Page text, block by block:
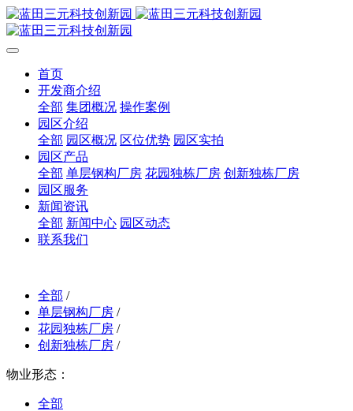
首页
开发商介绍
全部 集团概况 操作案例
园区介绍
全部 园区概况 区位优势 园区实拍
园区产品
全部 单层钢构厂房 花园独栋厂房 创新独栋厂房
园区服务
新闻资讯
全部 新闻中心 园区动态
联系我们
全部 /
单层钢构厂房 /
花园独栋厂房 /
创新独栋厂房 /
物业形态：
全部